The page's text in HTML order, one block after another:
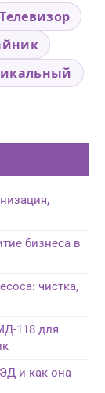
Телевизор
бизнеса в
чистка,
118 для
и как она